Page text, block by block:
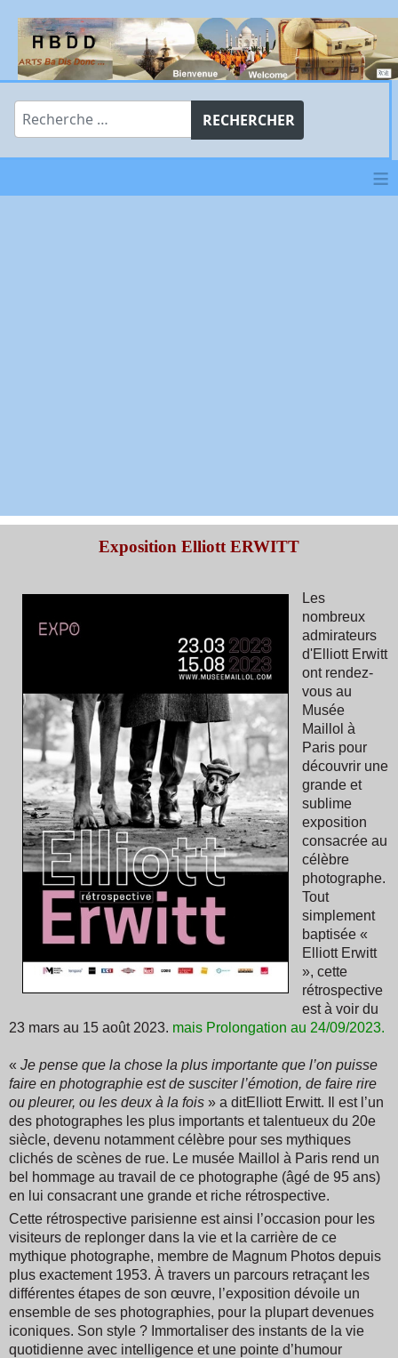
Rechercher
RECHERCHER
≡
Exposition Elliott ERWITT
Les
nombreux
admirateurs
d'Elliott Erwitt
ont rendez-
vous au
Musée
Maillol à
Paris pour
découvrir une
grande et
sublime
exposition
consacrée au
célèbre
photographe.
Tout
simplement
baptisée «
Elliott Erwitt
», cette
rétrospective
est à voir du
23 mars au 15 août 2023. mais Prolongation au 24/09/2023.
« Je pense que la chose la plus importante que l’on puisse
faire en photographie est de susciter l’émotion, de faire rire
ou pleurer, ou les deux à la fois » a ditElliott Erwitt. Il est l’un
des photographes les plus importants et talentueux du 20e
siècle, devenu notamment célèbre pour ses mythiques
clichés de scènes de rue. Le musée Maillol à Paris rend un
bel hommage au travail de ce photographe (âgé de 95 ans)
en lui consacrant une grande et riche rétrospective.
Cette rétrospective parisienne est ainsi l’occasion pour les
visiteurs de replonger dans la vie et la carrière de ce
mythique photographe, membre de Magnum Photos depuis
plus exactement 1953. À travers un parcours retraçant les
différentes étapes de son œuvre, l’exposition dévoile un
ensemble de ses photographies, pour la plupart devenues
iconiques. Son style ? Immortaliser des instants de la vie
quotidienne avec intelligence et une pointe d’humour